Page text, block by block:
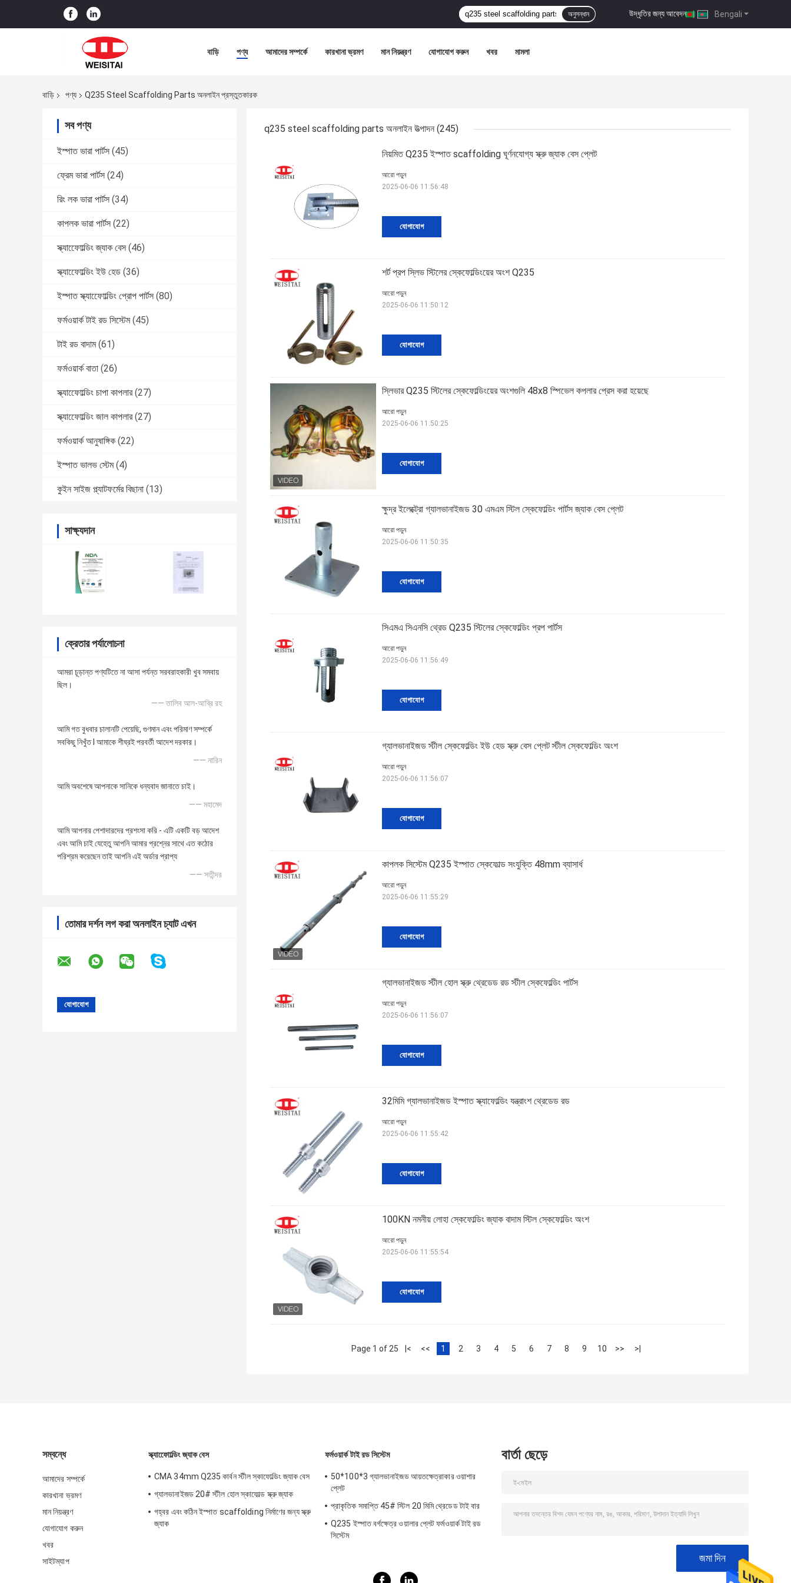
Bengali
উদ্ধৃতির জন্য আবেদন |
অনুসন্ধান
বাড়ি পণ্য আমাদের সম্পর্কে কারখানা ভ্রমণ মান নিয়ন্ত্রণ যোগাযোগ করুন খবর মামলা
বাড়ি পণ্য Q235 Steel Scaffolding Parts অনলাইন প্রস্তুতকারক
সব পণ্য
ইস্পাত ভারা পার্টস (45)
ফ্রেম ভারা পার্টস (24)
রিং লক ভারা পার্টস (34)
কাপলক ভারা পার্টস (22)
স্ক্যাফোোল্ডিং জ্যাক বেস (46)
স্ক্যাফোোল্ডিং ইউ হেড (36)
ইস্পাত স্ক্যাফোোল্ডিং প্রোপ পার্টস (80)
ফর্মওয়ার্ক টাই রড সিস্টেম (45)
টাই রড বাদাম (61)
ফর্মওয়ার্ক বাতা (26)
স্ক্যাফোোল্ডিং চাপা কাপলার (27)
স্ক্যাফোোল্ডিং জাল কাপলার (27)
ফর্মওয়ার্ক আনুষাঙ্গিক (22)
ইস্পাত ভালভ স্টেম (4)
কুইন সাইজ প্ল্যাটফর্মের বিছানা (13)
সাক্ষ্যদান
ক্রেতার পর্যালোচনা
আমরা চূড়ান্ত পণ্যটিতে না আসা পর্যন্ত সরবরাহকারী খুব সমবায়
ছিল।
—— তালিব আল-আব্রি রহ
আমি গত বুধবার চালানটি পেয়েছি, গুণমান এবং পরিমাণ সম্পর্কে
সবকিছু নিখুঁত I আমাকে শীঘ্রই পরবর্তী আদেশ দরকার।
—— নারিন
আমি অবশেষে আপনাকে সানিকে ধন্যবাদ জানাতে চাই।
—— মহামেদ
আমি আপনার পেশাদারদের প্রশংসা করি - এটি একটি বড় আদেশ
এবং আমি চাই যেহেতু আপনি আমার প্রশ্নের সাথে এত কঠোর
পরিশ্রম করেছেন তাই আপনি এই অর্ডার প্রাপ্য
—— সতীন্দর
তোমার দর্শন লগ করা অনলাইন চ্যাট এখন
q235 steel scaffolding parts অনলাইন উত্পাদন (245)
নিয়মিত Q235 ইস্পাত scaffolding ঘূর্ণনযোগ্য স্ক্রু জ্যাক বেস প্লেট
যোগাযোগ
আরো পড়ুন
2025-06-06 11:56:48
শর্ট প্রপ স্লিভ স্টিলের স্কেফোল্ডিংয়ের অংশ Q235
যোগাযোগ
আরো পড়ুন
2025-06-06 11:50:12
স্লিভার Q235 স্টিলের স্কেফোল্ডিংয়ের অংশগুলি 48x8 স্পিভেল কপলার প্রেস করা হয়েছে
যোগাযোগ
আরো পড়ুন
2025-06-06 11:50:25
ক্ষুদ্র ইলেক্ট্রো গ্যালভানাইজড 30 এমএম স্টিল স্কেফোল্ডিং পার্টস জ্যাক বেস প্লেট
যোগাযোগ
আরো পড়ুন
2025-06-06 11:50:35
সিএমএ সিএনসি থ্রেড Q235 স্টিলের স্কেফোল্ডিং প্রপ পার্টস
যোগাযোগ
আরো পড়ুন
2025-06-06 11:56:49
গ্যালভানাইজড স্টীল স্কেফোল্ডিং ইউ হেড স্ক্রু বেস প্লেট স্টীল স্কেফোল্ডিং অংশ
যোগাযোগ
আরো পড়ুন
2025-06-06 11:56:07
কাপলক সিস্টেম Q235 ইস্পাত স্কেফোল্ড সংযুক্তি 48mm ব্যাসার্ধ
যোগাযোগ
আরো পড়ুন
2025-06-06 11:55:29
গ্যালভানাইজড স্টীল হোল স্ক্রু থ্রেডেড রড স্টীল স্কেফোল্ডিং পার্টস
যোগাযোগ
আরো পড়ুন
2025-06-06 11:56:07
32মিমি গ্যালভানাইজড ইস্পাত স্ক্যাফোল্ডিং যন্ত্রাংশ থ্রেডেড রড
যোগাযোগ
আরো পড়ুন
2025-06-06 11:55:42
100KN নমনীয় লোহা স্কেফোল্ডিং জ্যাক বাদাম স্টিল স্কেফোল্ডিং অংশ
যোগাযোগ
আরো পড়ুন
2025-06-06 11:55:54
Page 1 of 25 |< << 1 2 3 4 5 6 7 8 9 10 >> >|
সম্বন্ধে
আমাদের সম্পর্কে
কারখানা ভ্রমণ
মান নিয়ন্ত্রণ
যোগাযোগ করুন
খবর
সাইটম্যাপ
স্ক্যাফোোল্ডিং জ্যাক বেস
CMA 34mm Q235 কার্বন স্টীল স্কাফোল্ডিং জ্যাক বেস
গ্যালভানাইজড 20# স্টীল হোল স্কাফোল্ড স্ক্রু জ্যাক
গহ্বর এবং কঠিন ইস্পাত scaffolding নির্মাণের জন্য স্ক্রু
জ্যাক
ফর্মওয়ার্ক টাই রড সিস্টেম
50*100*3 গ্যালভানাইজড আয়তক্ষেত্রাকার ওয়াশার
প্লেট
প্রাকৃতিক সমাপ্তি 45# স্টিল 20 মিমি থ্রেডেড টাই বার
Q235 ইস্পাত বর্গক্ষেত্র ওয়ালার প্লেট ফর্মওয়ার্ক টাই রড
সিস্টেম
বার্তা ছেড়ে